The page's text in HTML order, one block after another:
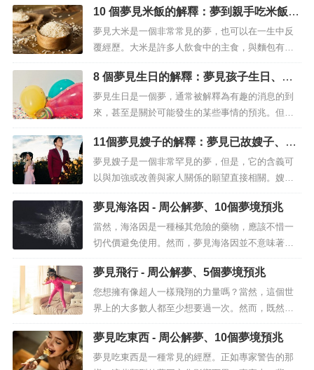
10 個夢見米飯的解釋：夢到親手吃米飯、
夢見肉汁米飯
夢見大米是一個非常常見的夢，也可以在一生中反
覆經歷。大米是許多人飲食中的主食，與麵包有著
相似的含義，即豐盛和繁榮。事實上，在婚禮上，
向新娘和新郎扔大米作為慶祝活動當然不是巧合，
因為大米是幸福、富足、繁榮和生育的預兆。因
此，夢見大米是個好兆頭，因為這種積極的意義在
日常生活中也是真實的。當然，大米是一種...
8 個夢見生日的解釋：夢見孩子生日、夢
見某人生日
夢見生日是一個夢，通常被解釋為有趣的消息的到
來，甚至是關於可能發生的某些事情的預兆。但需
要強調的是，夢見生日並不表示現實中真的會有生
日，但這種夢可以預示著許多其他事情，你將有可
能確切地知道它們是什麼。夢見生日 – 意義和解釋
夢見生日可能預示著你的財務和身體健康情況良
好。更不用說，在您的家庭環境中，這...
11個夢見嫂子的解釋：夢見已故嫂子、夢
見生氣的嫂子
夢見嫂子是一個非常罕見的夢，但是，它的含義可
以與加強或改善與家人關係的願望直接相關。嫂子
是我們兄弟的夥伴，即使我們沒有相同的血統，她
們也被認為是非常近的親戚。毫無疑問，夢見嫂子
可能代表著一個非常吸引人的夢境，特別是如果我
們考慮到她是我們兄弟的伴侶，因此她是我們家庭
中最重要的成員，即使沒有血緣紐帶。需...
夢見海洛因 - 周公解夢、10個夢境預兆
當然，海洛因是一種極其危險的藥物，應該不惜一
切代價避免使用。然而，夢見海洛因並不意味著你
是癮君子。夢中任何類型的藥物通常是不安全的徵
兆。如果你在夢中使用海洛因，你的潛意識會警告
你你行為的後果。也許你是那種在考慮好某件事之
前就採取行動的人之一，或者你可能會開始一些你
沒有真正考慮過的新事情。但是，您必須...
夢見飛行 - 周公解夢、5個夢境預兆
您想擁有像超人一樣飛翔的力量嗎？當然，這個世
界上的大多數人都至少想要過一次。然而，既然我
們不能，那就永遠是夢到飛行，通過我們的想像體
驗那種感覺，讓潛意識向你展示你正在飛行的夢
境。夢見飛行有一個非常明確的含義：自由。它代
夢見吃東西 - 周公解夢、10個夢境預兆
夢見吃東西是一種常見的經歷。正如專家警告的那